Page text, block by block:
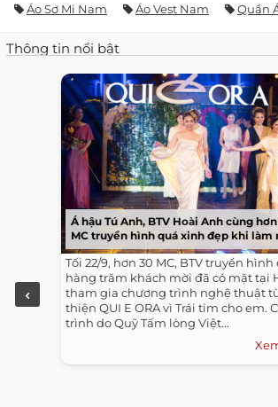
Áo Sơ Mi Nam Áo Vest Nam Quần
Thông tin nổi bật
Á hậu Tú Anh, BTV Hoài Anh cùng hơn
MC truyền hình quá xinh đẹp khi làm
Tối 22/9, hơn 30 MC, BTV truyền hình
hàng trăm khách mời đã có mặt tại
tham gia chương trình nghệ thuật
thiện QUI E ORA vì Trái tim cho em.
trình do Quỹ Tấm lòng Việt...